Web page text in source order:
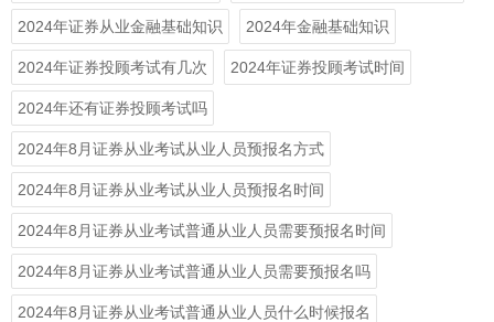
2024年证券从业金融基础知识 2024年金融基础知识
2024年证券投顾考试有几次 2024年证券投顾考试时间
2024年还有证券投顾考试吗
2024年8月证券从业考试从业人员预报名方式
2024年8月证券从业考试从业人员预报名时间
2024年8月证券从业考试普通从业人员需要预报名时间
2024年8月证券从业考试普通从业人员需要预报名吗
2024年8月证券从业考试普通从业人员什么时候报名